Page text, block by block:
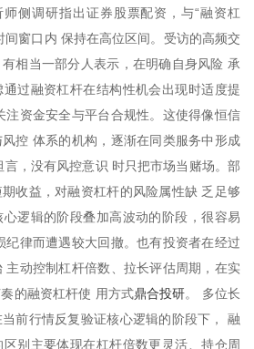
侧调研指出证券股票配资，与“融资杠
间窗口内 保持在高位区间。受访的高频交
相当一部分人表示，在明确自身风险 承
过融资杠杆在结构性机会出现时适度提
注资金安全与平台合规性。这使得像恒信
控 体系的机构，逐渐在同类服务中形成
，没有风控意识 时只把市场当赌场。部
收益，对融资杠杆的风险属性缺 乏足够
逻辑的阶段叠加高波动的阶段，很容易
纪律而遭遇较大回撤。也有投资者在经过
主动控制杠杆倍数、拉长评估周期，在实
的融资杠杆使 用方式鼎合投研。 多位长
前行情反复验证核心逻辑的阶段下， 融
别主要体现在杠杆倍数更灵活、持仓周